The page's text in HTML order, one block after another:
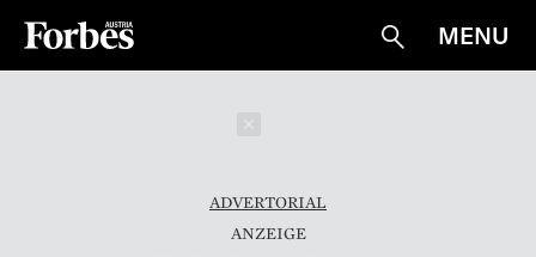
Suche
MENU
ADVERTORIAL